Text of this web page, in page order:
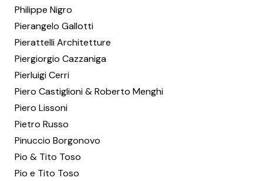
Philippe Nigro
Pierangelo Gallotti
Pierattelli Architetture
Piergiorgio Cazzaniga
Pierluigi Cerri
Piero Castiglioni & Roberto Menghi
Piero Lissoni
Pietro Russo
Pinuccio Borgonovo
Pio & Tito Toso
Pio e Tito Toso